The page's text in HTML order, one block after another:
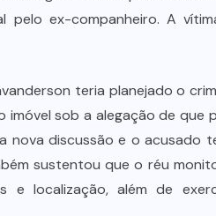
ex-companheiro. A
teria planejado o
sob a alegação de que
nova discussão e o acusado
sustentou que o réu
e localização, além de